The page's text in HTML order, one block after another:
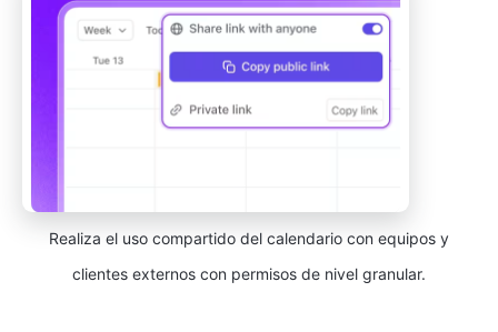
Realiza el uso compartido del calendario con equipos y
clientes externos con permisos de nivel granular.